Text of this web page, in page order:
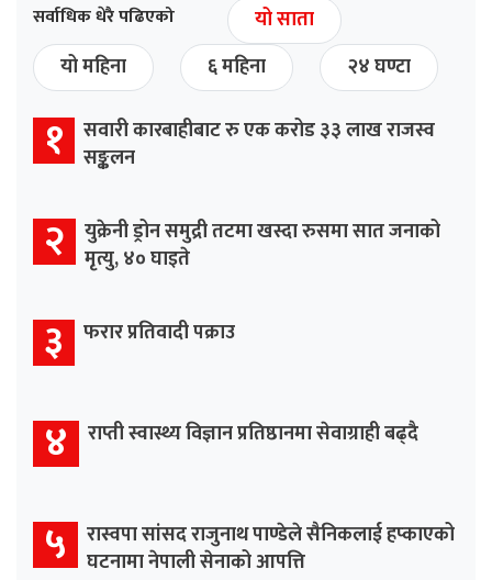
सर्वाधिक धेरै पढिएको
यो साता
यो महिना
६ महिना २४ घण्टा
१ सवारी कारबाहीबाट रु एक करोड ३३ लाख राजस्व
सङ्कलन
२ युक्रेनी ड्रोन समुद्री तटमा खस्दा रुसमा सात जनाको
मृत्यु, ४० घाइते
३ फरार प्रतिवादी पक्राउ
४ राप्ती स्वास्थ्य विज्ञान प्रतिष्ठानमा सेवाग्राही बढ्दै
५ रास्वपा सांसद राजुनाथ पाण्डेले सैनिकलाई हप्काएको
घटनामा नेपाली सेनाको आपत्ति